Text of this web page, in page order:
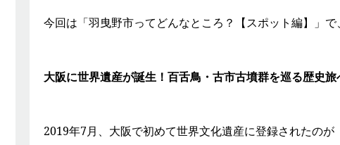
今回は「羽曳野市ってどんなところ？【スポット編】」
大阪に世界遺産が誕生！百舌鳥・古市古墳群を巡る歴史旅
2019年7月、大阪で初めて世界文化遺産に登録されたのが